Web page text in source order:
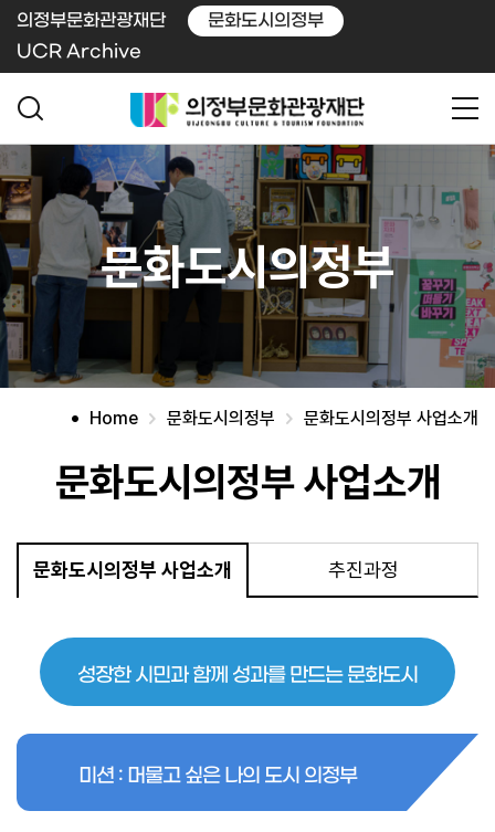
의정부문화관광재단
문화도시의정부
UCR Archive
문화도시의정부
Home 문화도시의정부 문화도시의정부 사업소개
문화도시의정부 사업소개
문화도시의정부 사업소개 추진과정
성장한 시민과 함께 성과를 만드는 문화도시
미션 : 머물고 싶은 나의 도시 의정부